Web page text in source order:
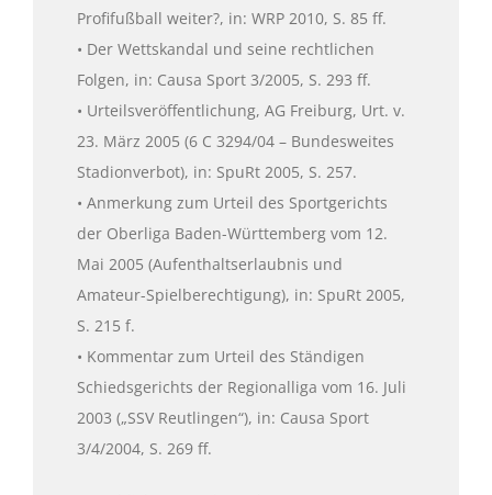
Profifußball weiter?, in: WRP 2010, S. 85 ff.
• Der Wettskandal und seine rechtlichen
Folgen, in: Causa Sport 3/2005, S. 293 ff.
• Urteilsveröffentlichung, AG Freiburg, Urt. v.
23. März 2005 (6 C 3294/04 – Bundesweites
Stadionverbot), in: SpuRt 2005, S. 257.
• Anmerkung zum Urteil des Sportgerichts
der Oberliga Baden-Württemberg vom 12.
Mai 2005 (Aufenthaltserlaubnis und
Amateur-Spielberechtigung), in: SpuRt 2005,
S. 215 f.
• Kommentar zum Urteil des Ständigen
Schiedsgerichts der Regionalliga vom 16. Juli
2003 („SSV Reutlingen“), in: Causa Sport
3/4/2004, S. 269 ff.